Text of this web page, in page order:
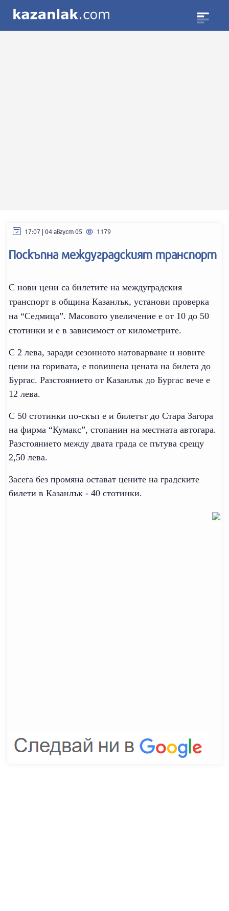
17:07 | 04 август 05 1179
Поскъпна междуградският транспорт
С нови цени са билетите на междуградския
транспорт в община Казанлък, установи проверка
на “Седмица”. Масовото увеличение е от 10 до 50
стотинки и е в зависимост от километрите.
С 2 лева, заради сезонното натоварване и новите
цени на горивата, е повишена цената на билета до
Бургас. Разстоянието от Казанлък до Бургас вече е
12 лева.
С 50 стотинки по-скъп е и билетът до Стара Загора
на фирма “Кумакс”, стопанин на местната автогара.
Разстоянието между двата града се пътува срещу
2,50 лева.
Засега без промяна остават цените на градските
билети в Казанлък - 40 стотинки.